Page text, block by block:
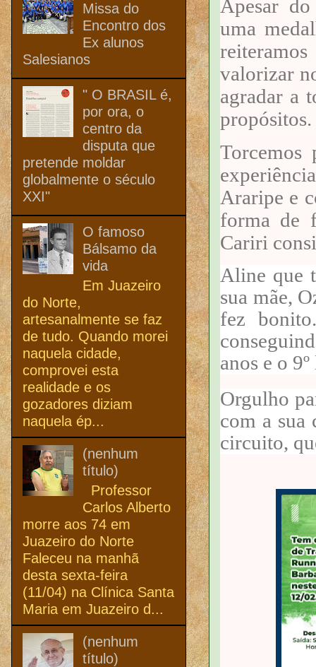
Apesar
uma
valorizar
agradar a
propósitos.
Torcemos
Araripe e
forma de
Cariri
Aline que
sua mãe,
fez
anos e o
Orgulho
com a sua
circuito,
Missa do
Encontro dos
Ex alunos
Salesianos
" O BRASIL é,
por ora, o
centro da
disputa que
pretende moldar
globalmente o século
XXI"
O famoso
Bálsamo da
vida
Em Juazeiro
do Norte,
artesanalmente se faz
de tudo. Quando morei
naquela cidade,
comprovei esta
realidade e os
gozadores diziam
naquela ép...
(nenhum
título)
Professor
Carlos Alberto
morre aos 74 em
Juazeiro do Norte
Faleceu na manhã
desta sexta-feira
(11/04) na Clínica Santa
Maria em Juazeiro d...
(nenhum
título)